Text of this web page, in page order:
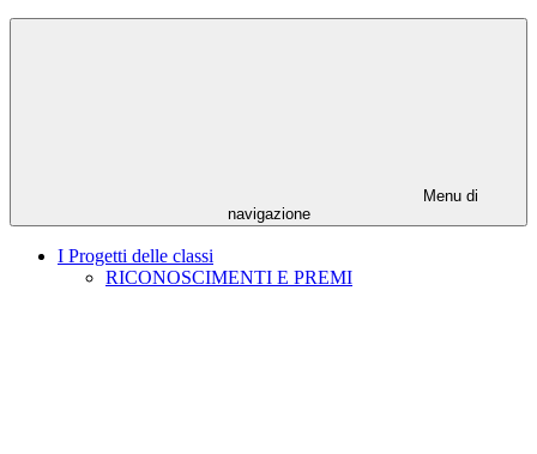
Menu di
navigazione
I Progetti delle classi
RICONOSCIMENTI E PREMI